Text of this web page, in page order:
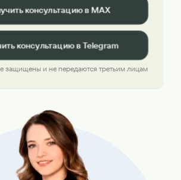
консультацию в MAX
консультацию в Telegram
защищены и не передаются третьим лицам